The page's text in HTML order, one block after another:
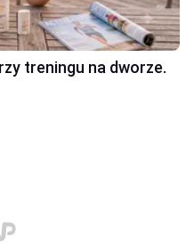
treningu na dworze.